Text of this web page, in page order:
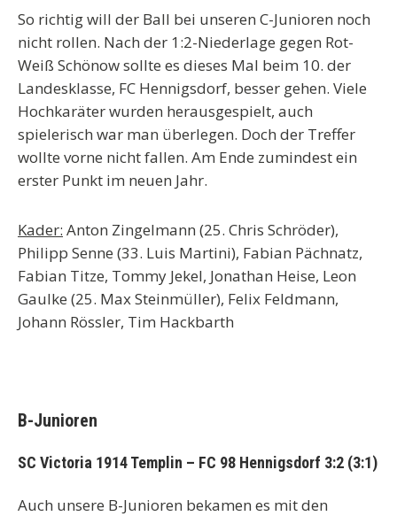
So richtig will der Ball bei unseren C-Junioren noch
nicht rollen. Nach der 1:2-Niederlage gegen Rot-
Weiß Schönow sollte es dieses Mal beim 10. der
Landesklasse, FC Hennigsdorf, besser gehen. Viele
Hochkaräter wurden herausgespielt, auch
spielerisch war man überlegen. Doch der Treffer
wollte vorne nicht fallen. Am Ende zumindest ein
erster Punkt im neuen Jahr.
Kader: Anton Zingelmann (25. Chris Schröder),
Philipp Senne (33. Luis Martini), Fabian Pächnatz,
Fabian Titze, Tommy Jekel, Jonathan Heise, Leon
Gaulke (25. Max Steinmüller), Felix Feldmann,
Johann Rössler, Tim Hackbarth
B-Junioren
SC Victoria 1914 Templin – FC 98 Hennigsdorf 3:2 (3:1)
Auch unsere B-Junioren bekamen es mit den